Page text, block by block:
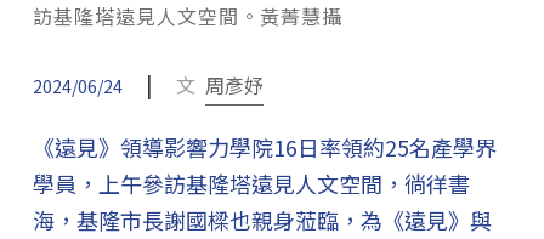
訪基隆塔遠見人文空間。黃菁慧攝
2024/06/24 | 文 周彥妤
《遠見》領導影響力學院16日率領約25名產學界
學員，上午參訪基隆塔遠見人文空間，徜徉書
海，基隆市長謝國樑也親身蒞臨，為《遠見》與